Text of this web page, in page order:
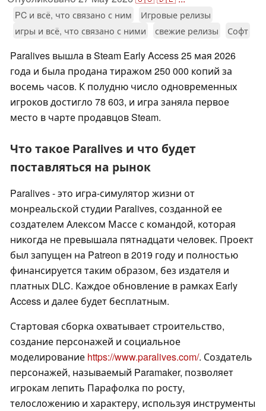
PC и всё, что связано с ним
Игровые релизы
игры и всё, что связано с ними
свежие релизы Софт
Paralives вышла в Steam Early Access 25 мая 2026
года и была продана тиражом 250 000 копий за
восемь часов. К полудню число одновременных
игроков достигло 78 603, и игра заняла первое
место в чарте продавцов Steam.
Что такое Paralives и что будет
поставляться на рынок
Paralives - это игра-симулятор жизни от
монреальской студии Paralives, созданной ее
создателем Алексом Массе с командой, которая
никогда не превышала пятнадцати человек. Проект
был запущен на Patreon в 2019 году и полностью
финансируется таким образом, без издателя и
платных DLC. Каждое обновление в рамках Early
Access и далее будет бесплатным.
Стартовая сборка охватывает строительство,
создание персонажей и социальное
моделирование https://www.paralives.com/. Создатель
персонажей, называемый Paramaker, позволяет
игрокам лепить Парафолка по росту,
телосложению и характеру, используя инструменты